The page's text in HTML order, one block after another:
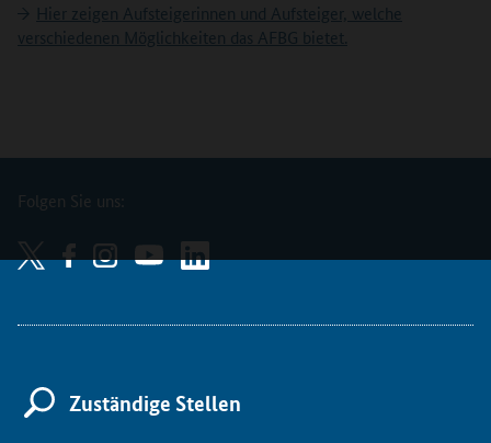
Hier zeigen Aufsteigerinnen und Aufsteiger, welche
verschiedenen Möglichkeiten das AFBG bietet.
Folgen Sie uns:
Zuständige Stellen